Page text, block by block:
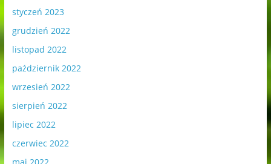
styczeń 2023
grudzień 2022
listopad 2022
październik 2022
wrzesień 2022
sierpień 2022
lipiec 2022
czerwiec 2022